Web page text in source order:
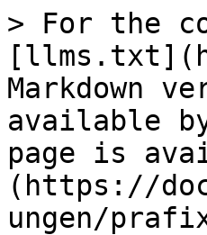
> For the
Markdown
available
page is
(https://
ungen/